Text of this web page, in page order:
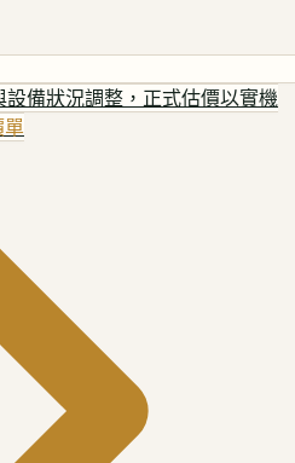
備狀況調整，正式估價以實機
單